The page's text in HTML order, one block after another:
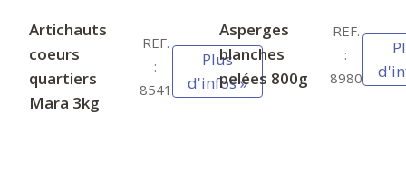
Artichauts
coeurs
quartiers
Mara 3kg
REF.
:
8541
Plus
d'infos »
Asperges
blanches
pelées 800g
REF.
:
8980